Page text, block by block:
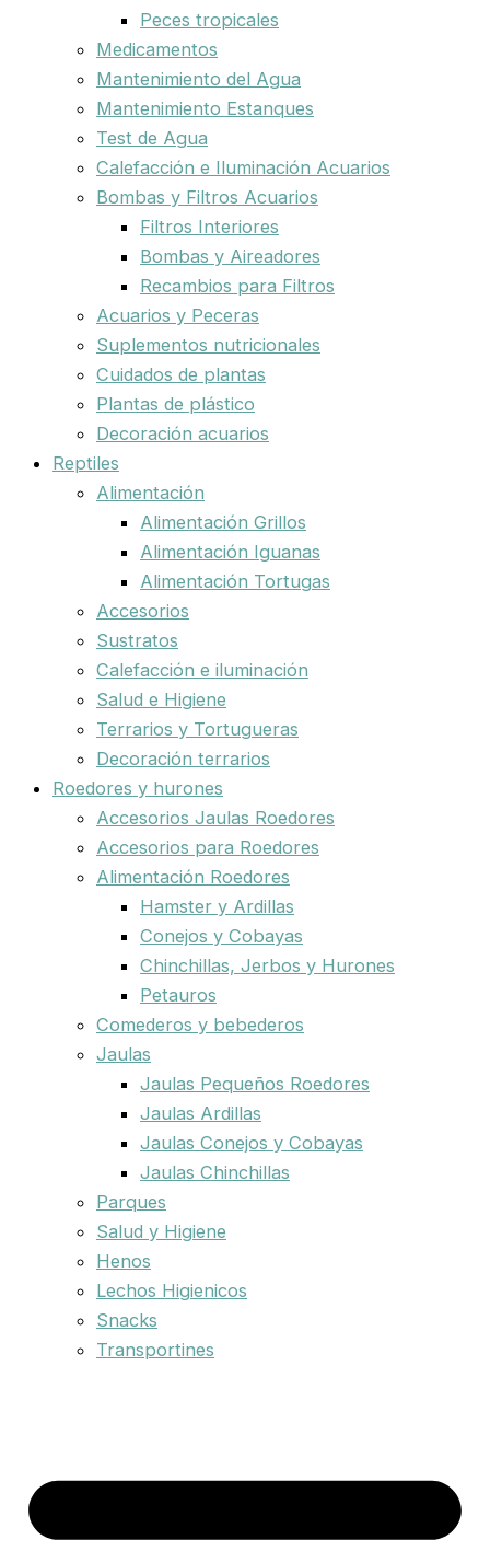
Peces tropicales
Medicamentos
Mantenimiento del Agua
Mantenimiento Estanques
Test de Agua
Calefacción e Iluminación Acuarios
Bombas y Filtros Acuarios
Filtros Interiores
Bombas y Aireadores
Recambios para Filtros
Acuarios y Peceras
Suplementos nutricionales
Cuidados de plantas
Plantas de plástico
Decoración acuarios
Reptiles
Alimentación
Alimentación Grillos
Alimentación Iguanas
Alimentación Tortugas
Accesorios
Sustratos
Calefacción e iluminación
Salud e Higiene
Terrarios y Tortugueras
Decoración terrarios
Roedores y hurones
Accesorios Jaulas Roedores
Accesorios para Roedores
Alimentación Roedores
Hamster y Ardillas
Conejos y Cobayas
Chinchillas, Jerbos y Hurones
Petauros
Comederos y bebederos
Jaulas
Jaulas Pequeños Roedores
Jaulas Ardillas
Jaulas Conejos y Cobayas
Jaulas Chinchillas
Parques
Salud y Higiene
Henos
Lechos Higienicos
Snacks
Transportines